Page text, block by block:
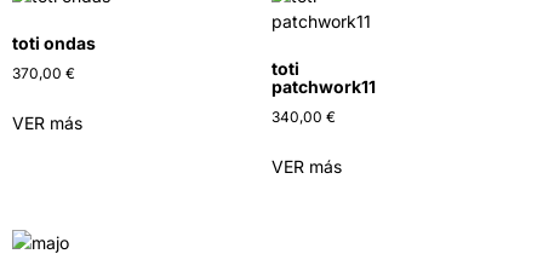
toti ondas
370,00 €
VER más
toti
patchwork11
340,00 €
VER más